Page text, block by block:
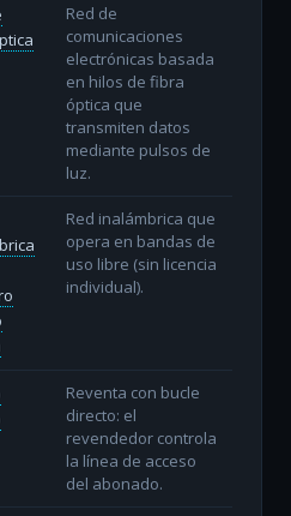
Red de
comunicaciones
electrónicas basada
en hilos de fibra
óptica que
transmiten datos
mediante pulsos de
luz.
Red inalámbrica que
opera en bandas de
uso libre (sin licencia
individual).
Reventa con bucle
directo: el
revendedor controla
la línea de acceso
del abonado.